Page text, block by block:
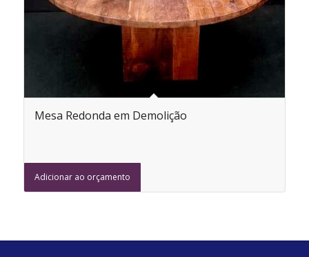
Mesa Redonda em Demolição
Adicionar ao orçamento